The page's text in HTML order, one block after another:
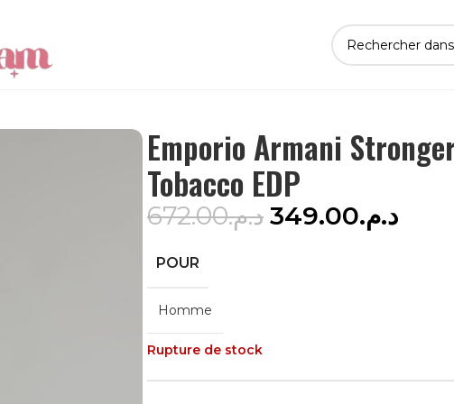
Emporio Armani
Tobacco EDP
د.م.672.00 د.م.349.00
POUR
Homme
Rupture de stock